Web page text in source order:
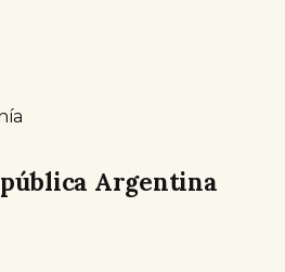
Argentina